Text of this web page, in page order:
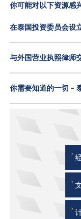
你可能对以下资源感
在泰国投资委员会设
与外国营业执照律师
你需要知道的一切 -
'
'
'